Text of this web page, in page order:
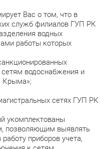
Вас о том, что в
служб филиалов ГУП РК
водных
работы которых
водоснабжения и
Крыма»;
сетях ГУП РК
укомплектованы
позволяющим выявлять
приборов учета,